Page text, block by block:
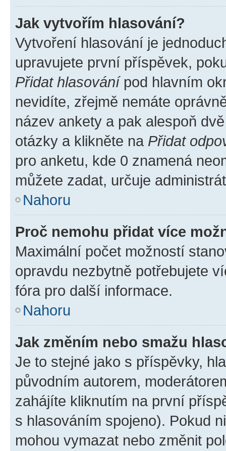
Jak vytvořím hlasování?
Vytvoření hlasování je
upravujete první příspěvek,
Přidat hlasovánípod hlavním
nevidíte, zřejmě nemáte
název ankety a pak alespoň
otázky a klikněte na Přidat
pro anketu, kde 0 znamená
můžete zadat, určuje
Nahoru
Proč nemohu přidat více
Maximální počet možností
opravdu nezbytně potřebujete
fóra pro další informace.
Nahoru
Jak změním nebo smažu
Je to stejné jako s příspěvky,
původním autorem,
zahájíte kliknutím na první
s hlasováním spojeno). Pokud
mohou vymazat nebo změnit